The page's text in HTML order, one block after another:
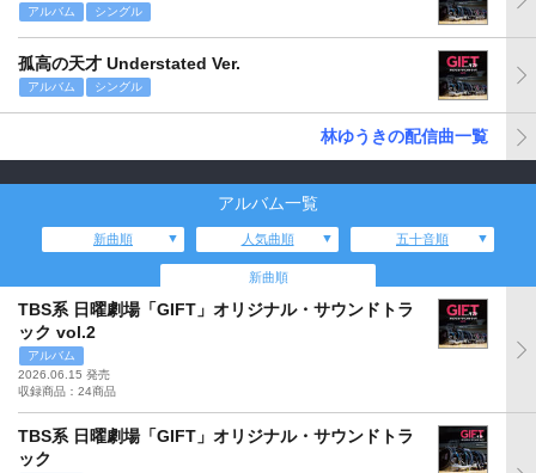
アルバム シングル
孤高の天才 Understated Ver.
アルバム シングル
林ゆうきの配信曲一覧
アルバム一覧
新曲順 人気曲順 五十音順
新曲順
TBS系 日曜劇場「GIFT」オリジナル・サウンドトラ
ック vol.2
アルバム
2026.06.15 発売
収録商品：24商品
TBS系 日曜劇場「GIFT」オリジナル・サウンドトラ
ック